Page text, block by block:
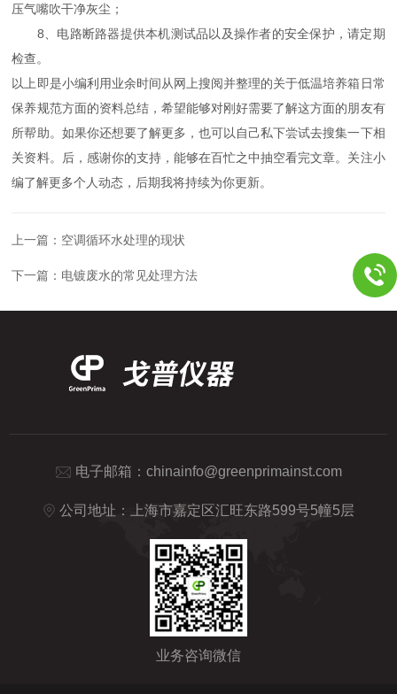
压气嘴吹干净灰尘；
8、电路断路器提供本机测试品以及操作者的安全保护，请定期
检查。
以上即是小编利用业余时间从网上搜阅并整理的关于低温培养箱日常
保养规范方面的资料总结，希望能够对刚好需要了解这方面的朋友有
所帮助。如果你还想要了解更多，也可以自己私下尝试去搜集一下相
关资料。后，感谢你的支持，能够在百忙之中抽空看完文章。关注小
编了解更多个人动态，后期我将持续为你更新。
上一篇： 空调循环水处理的现状
下一篇： 电镀废水的常见处理方法
电子邮箱： chinainfo@greenprimainst.com
公司地址：上海市嘉定区汇旺东路599号5幢5层
业务咨询微信